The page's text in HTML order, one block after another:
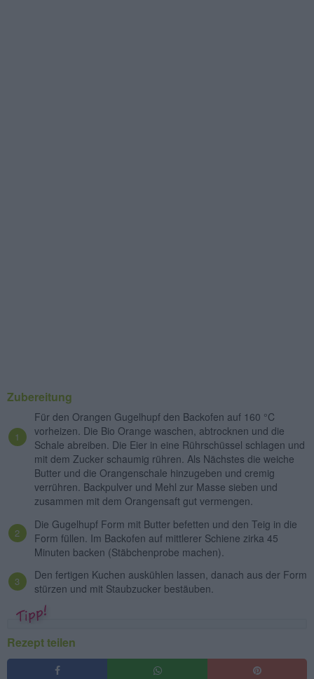
Zubereitung
Für den Orangen Gugelhupf den Backofen auf 160 °C
vorheizen. Die Bio Orange waschen, abtrocknen und die
Schale abreiben. Die Eier in eine Rührschüssel schlagen und
mit dem Zucker schaumig rühren. Als Nächstes die weiche
Butter und die Orangenschale hinzugeben und cremig
verrühren. Backpulver und Mehl zur Masse sieben und
zusammen mit dem Orangensaft gut vermengen.
Die Gugelhupf Form mit Butter befetten und den Teig in die
Form füllen. Im Backofen auf mittlerer Schiene zirka 45
Minuten backen (Stäbchenprobe machen).
Den fertigen Kuchen auskühlen lassen, danach aus der Form
stürzen und mit Staubzucker bestäuben.
Rezept teilen